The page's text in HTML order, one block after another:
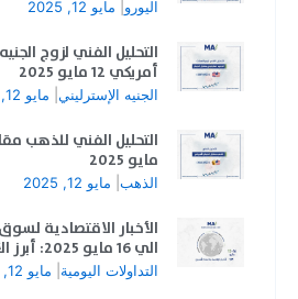
اليورو مايو 12, 2025
التحليل الفني لزوج
أمريكي 12 مايو 2025
الجنيه الإسترليني مايو 12, 2025
مايو 2025
الذهب مايو 12, 2025
الي 16 مايو 2025: أبرز الأحداث والتوقعات
التداولات اليومية مايو 12, 2025